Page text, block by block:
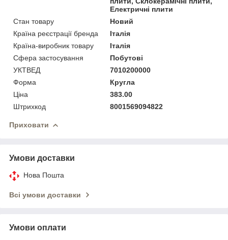
Електричні плити
Стан товару
Новий
Країна реєстрації бренда
Італія
Країна-виробник товару
Італія
Сфера застосування
Побутові
УКТВЕД
7010200000
Форма
Кругла
Ціна
383.00
Штрихкод
8001569094822
Приховати
Умови доставки
Нова Пошта
Всі умови доставки
Умови оплати